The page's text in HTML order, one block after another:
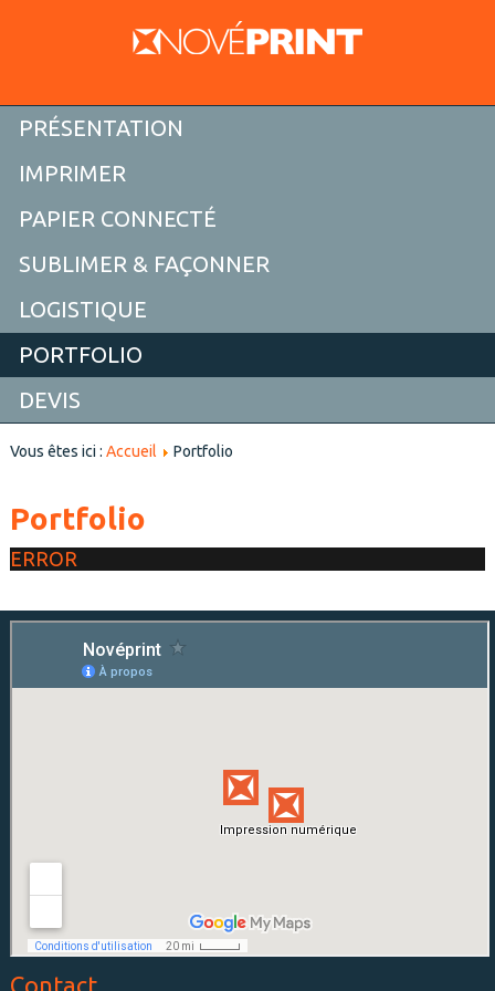
PRÉSENTATION
IMPRIMER
PAPIER CONNECTÉ
SUBLIMER & FAÇONNER
LOGISTIQUE
PORTFOLIO
DEVIS
Vous êtes ici :Accueil Portfolio
Portfolio
ERROR
Contact